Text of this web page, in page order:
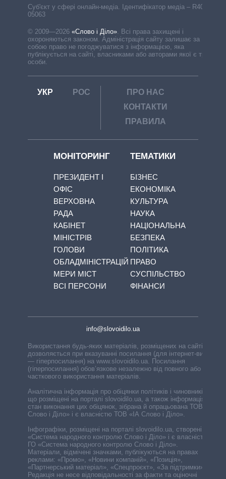
Cуб'єкт у сфері онлайн-медіа. Ідентифікатор медіа – R40-
05063
© 2009—2026 «Слово і Діло». Всі права захищені і
охороняються законом. Адміністрація сайту залишає за
собою право не погоджуватися з інформацією, яка
публікується на сайті, власниками або авторами якої є треті
особи.
УКР РОС
ПРО НАС
КОНТАКТИ
ПРАВИЛА
МОНІТОРИНГ
ПРЕЗИДЕНТ І
ОФІС
ВЕРХОВНА
РАДА
КАБІНЕТ
МІНІСТРІВ
ГОЛОВИ
ОБЛАДМІНІСТРАЦІЙ
МЕРИ МІСТ
ВСІ ПЕРСОНИ
ТЕМАТИКИ
БІЗНЕС
ЕКОНОМІКА
КУЛЬТУРА
НАУКА
НАЦІОНАЛЬНА
БЕЗПЕКА
ПОЛІТИКА
ПРАВО
СУСПІЛЬСТВО
ФІНАНСИ
info@slovoidilo.ua
Використання будь-яких матеріалів, розміщених на сайті,
дозволяється при вказуванні посилання (для інтернет-видань
— гіперпосилання) на www.slovoidilo.ua. Посилання
(гіперпосилання) обов’язкове незалежно від повного або
часткового використання матеріалів.
Аналітична інформація про обіцянки політиків і чиновників,
що розміщені на порталі slovoidilo.ua, а також інформація про
стан виконання цих обіцянок, зібрана й опрацьована ТОВ «ІА
Слово і Діло» і є власністю ТОВ «ІА Слово і Діло».
Інфографіки, розміщені на порталі slovoidilo.ua, створені ГО
«Система народного контролю Слово і Діло» і є власністю
ГО «Система народного контролю Слово і Діло».
Матеріали, відмічені значками, публікуються на правах
реклами: «Промо», «Новини компаній», «Позиція»,
«Партнерський матеріал», «Спецпроєкт», «За підтримки».
Редакція не несе відповідальності за факти та оціночні